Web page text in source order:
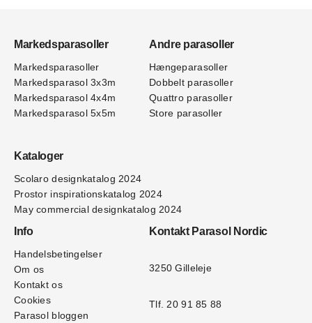
Markedsparasoller
Markedsparasoller
Markedsparasol 3x3m
Markedsparasol 4x4m
Markedsparasol 5x5m
Andre parasoller
Hængeparasoller
Dobbelt parasoller
Quattro parasoller
Store parasoller
Kataloger
Scolaro designkatalog 2024
Prostor inspirationskatalog 2024
May commercial designkatalog 2024
Info
Handelsbetingelser
Om os
Kontakt os
Cookies
Parasol bloggen
Kontakt Parasol Nordic
3250 Gilleleje
Tlf. 20 91 85 88